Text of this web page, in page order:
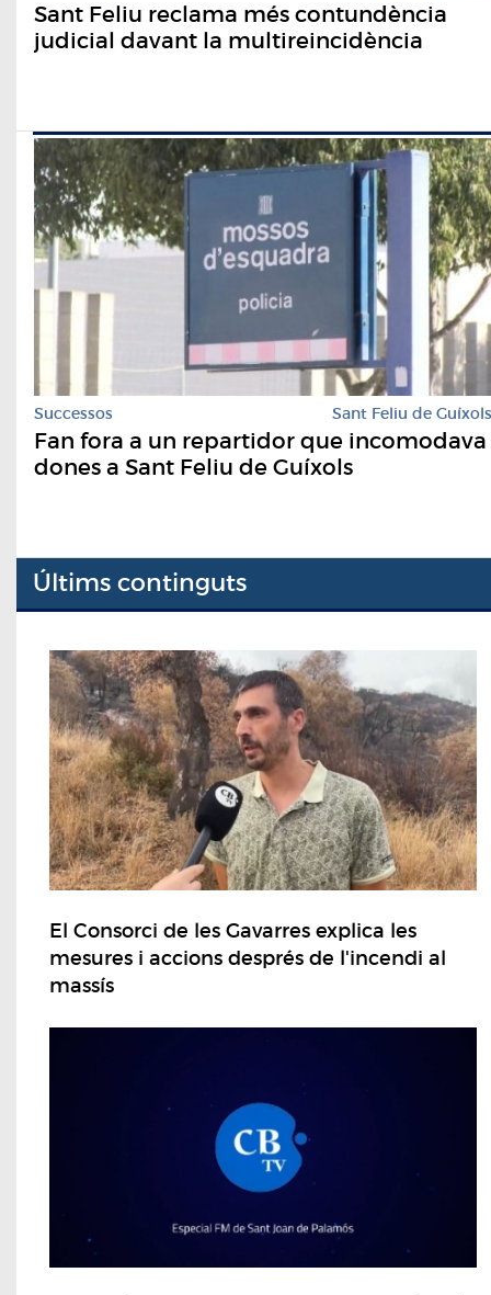
Sant Feliu reclama més contundència
judicial davant la multireincidència
Successos Sant Feliu de Guíxols
Fan fora a un repartidor que incomodava
dones a Sant Feliu de Guíxols
Últims continguts
El Consorci de les Gavarres explica les
mesures i accions després de l'incendi al
massís